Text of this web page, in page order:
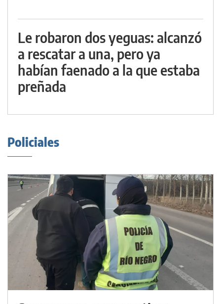
Le robaron dos yeguas: alcanzó
a rescatar a una, pero ya
habían faenado a la que estaba
preñada
Policiales